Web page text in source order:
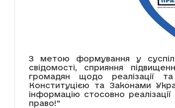
З метою формування у
свідомості, сприяння
громадян щодо реалізації
Конституцією та Законами
інформацію стосовно
право!"